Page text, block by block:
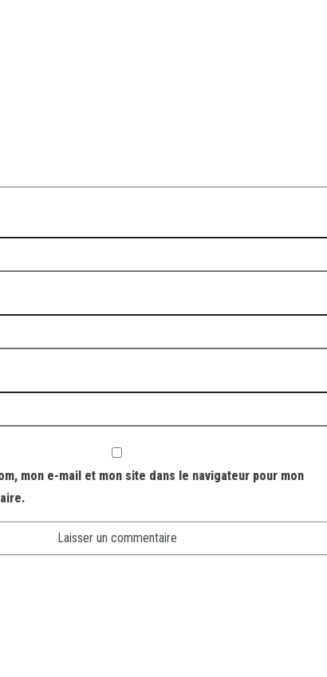
mon e-mail et mon site dans le navigateur pour mon